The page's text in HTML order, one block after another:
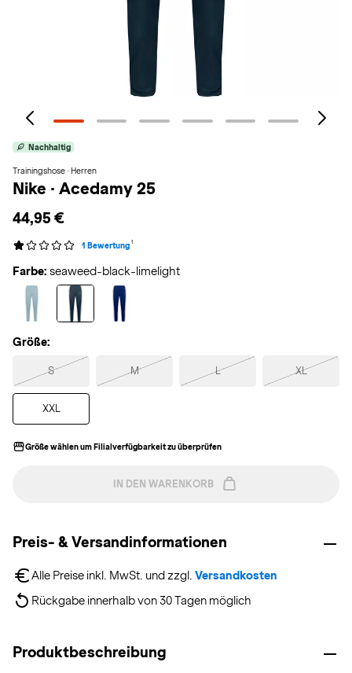
Nachhaltig
Trainingshose · Herren
Nike · Acedamy 25
44,95 €
1 Bewertung 1
Farbe: seaweed-black-limelight
Größe:
S M L XL
XXL
Größe wählen um Filialverfügbarkeit zu überprüfen
IN DEN WARENKORB
Preis- & Versandinformationen
Alle Preise inkl. MwSt. und zzgl. Versandkosten
Rückgabe innerhalb von 30 Tagen möglich
Produktbeschreibung